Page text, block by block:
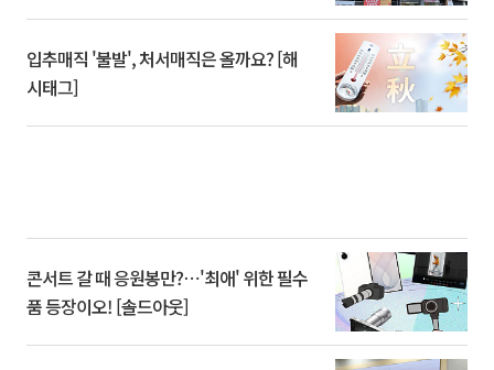
입추매직 '불발', 처서매직은 올까요? [해
시태그]
콘서트 갈 때 응원봉만?⋯'최애' 위한 필수
품 등장이오! [솔드아웃]